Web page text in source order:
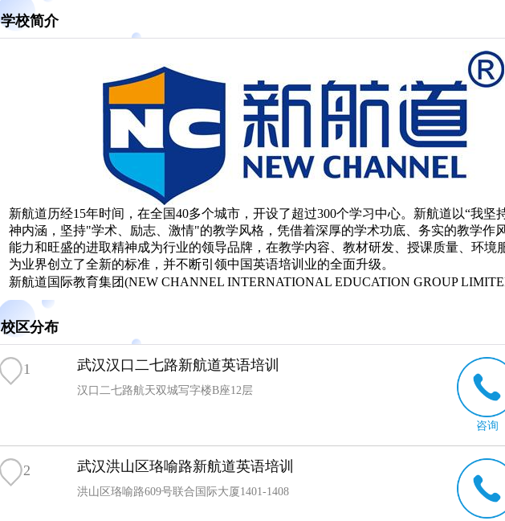
学校简介
新航道历经15年时间，在全国40多个城市，开设了超过300个学习中心。新航道以“我坚
神内涵，坚持"学术、励志、激情"的教学风格，凭借着深厚的学术功底、务实的教学作
能力和旺盛的进取精神成为行业的领导品牌，在教学内容、教材研发、授课质量、环境
为业界创立了全新的标准，并不断引领中国英语培训业的全面升级。
新航道国际教育集团(NEW CHANNEL INTERNATIONAL EDUCATION GROUP
培训界领军人物、英语教育胡敏教授率领一批国内外语言培训界精英及学者共同创办，
团(IDG)和 全球的教育培训机构美国Kaplan国际教育集团参与战略投资的国际化语言教育
校区分布
1 武汉汉口二七路新航道英语培训
汉口二七路航天双城写字楼B座12层
咨询
2 武汉洪山区珞喻路新航道英语培训
洪山区珞喻路609号联合国际大厦1401-1408